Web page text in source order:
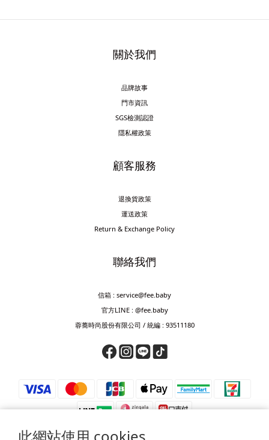
關於我們
品牌故事
門市資訊
SGS檢測認證
隱私權政策
顧客服務
退換貨政策
運送政策
Return & Exchange Policy
聯絡我們
信箱 : service@fee.baby
官方LINE : @fee.baby
蓉蕎時尚股份有限公司 / 統編 : 93511180